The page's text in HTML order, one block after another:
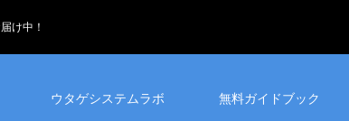
け中！
ウタゲシステムラボ 無料ガイドブック